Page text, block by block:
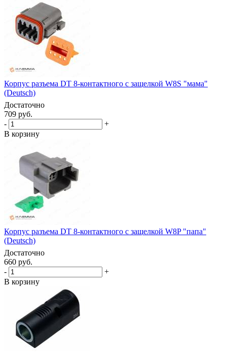
Корпус разъема DT 8-контактного с защелкой W8S "мама"
(Deutsch)
Достаточно
709 руб.
-
+
В корзину
Корпус разъема DT 8-контактного с защелкой W8P "папа"
(Deutsch)
Достаточно
660 руб.
-
+
В корзину